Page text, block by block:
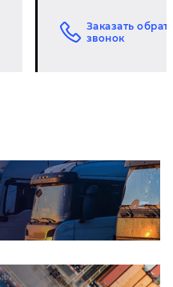
Заказать
звонок